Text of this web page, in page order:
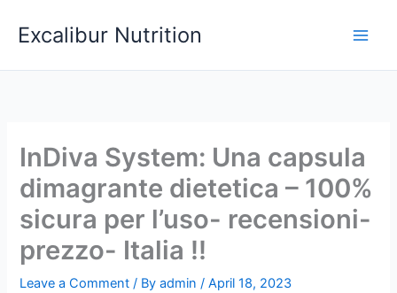
Excalibur Nutrition
InDiva System: Una capsula
dimagrante dietetica – 100%
sicura per l’uso- recensioni-
prezzo- Italia !!
Leave a Comment / Byadmin/April 18, 2023